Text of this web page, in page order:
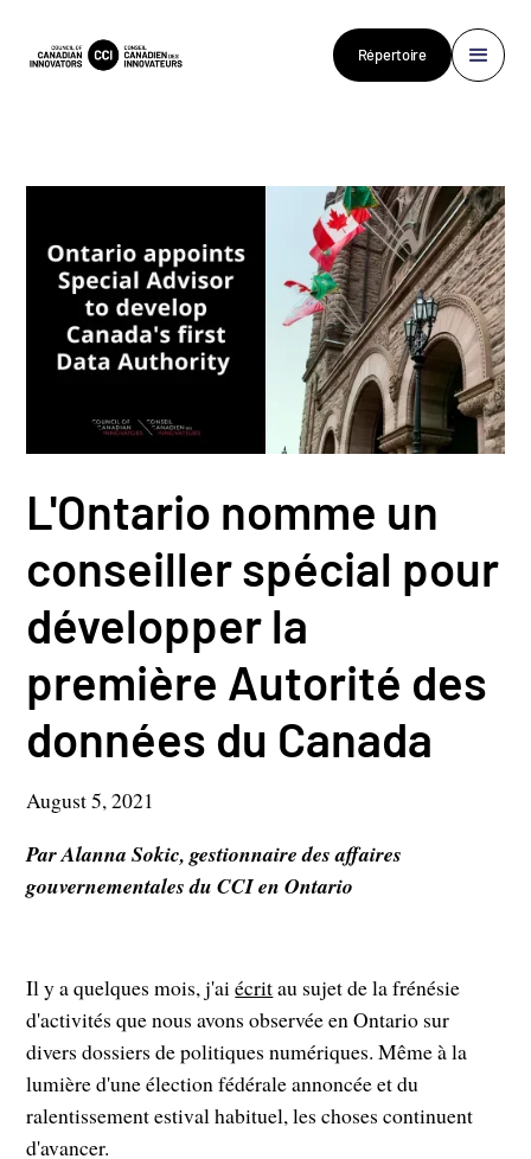
Répertoire
L'Ontario nomme un
conseiller spécial pour
développer la
première Autorité des
données du Canada
August 5, 2021
Par Alanna Sokic, gestionnaire des affaires
gouvernementales du CCI en Ontario
Il y a quelques mois, j'aiécritau sujet de la frénésie
d'activités que nous avons observée en Ontario sur
divers dossiers de politiques numériques. Même à la
lumière d'une élection fédérale annoncée et du
ralentissement estival habituel, les choses continuent
d'avancer.